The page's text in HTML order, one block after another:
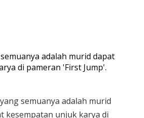
adalah murid dapat
di pameran 'First Jump'.
semuanya adalah murid
kesempatan unjuk karya di